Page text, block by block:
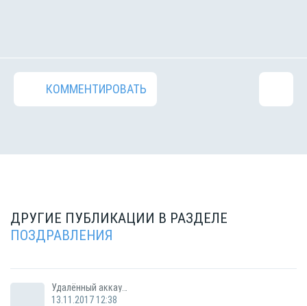
КОММЕНТИРОВАТЬ
ДРУГИЕ ПУБЛИКАЦИИ В РАЗДЕЛЕ
ПОЗДРАВЛЕНИЯ
Удалённый аккаунт
13.11.2017 12:38